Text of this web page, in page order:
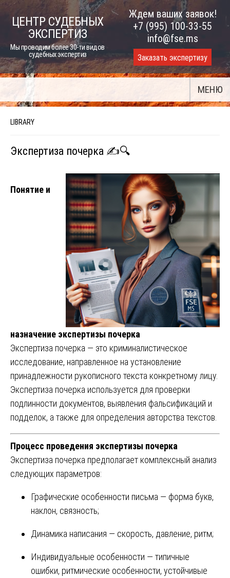
Skip
ЦЕНТР СУДЕБНЫХ
ЭКСПЕРТИЗ
Мы проводим более 30-ти видов
судебных экспертиз
Ждем ваших заявок!
+7 (995) 100-33-55
info@fse.ms
Заказать экспертизу
МЕНЮ
LIBRARY
Экспертиза почерка ✍️🔍
Понятие и
назначение экспертизы почерка
Экспертиза почерка — это криминалистическое
исследование, направленное на установление
принадлежности рукописного текста конкретному лицу.
Экспертиза почерка используется для проверки
подлинности документов, выявления фальсификаций и
подделок, а также для определения авторства текстов.
Процесс проведения экспертизы почерка
Экспертиза почерка предполагает комплексный анализ
следующих параметров:
Графические особенности письма — форма букв,
наклон, связность;
Динамика написания — скорость, давление, ритм;
Индивидуальные особенности — типичные
ошибки, ритмические особенности, устойчивые